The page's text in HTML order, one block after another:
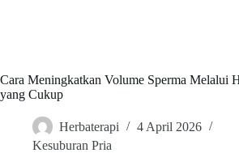
Cara Meningkatkan Volume Sperma Melalui
yang Cukup
Herbaterapi
4 April 2026
Kesuburan Pria